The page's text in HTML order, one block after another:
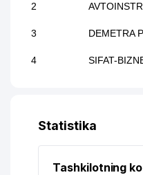
2
3 DEMETRA
4 SIFAT-
Statistika
Tashkilotning